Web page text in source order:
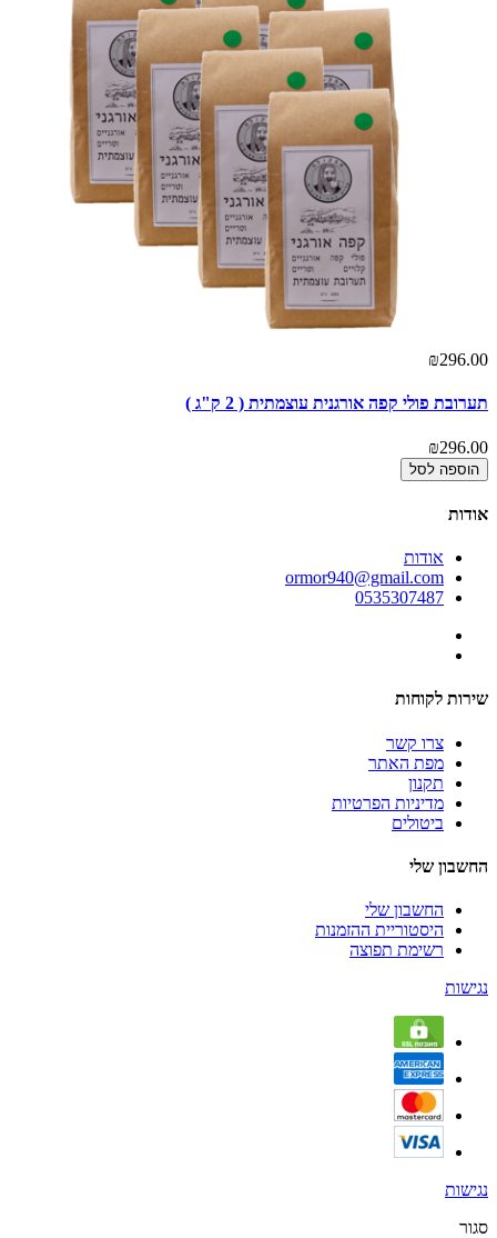
₪296.00
תערובת פולי קפה אורגנית עוצמתית ( 2 ק"ג )
₪296.00
הוספה לסל
אודות
אודות
ormor940@gmail.com
0535307487
שירות לקוחות
צרו קשר
מפת האתר
תקנון
מדיניות הפרטיות
ביטולים
החשבון שלי
החשבון שלי
היסטוריית ההזמנות
רשימת תפוצה
נגישות
נגישות
סגור